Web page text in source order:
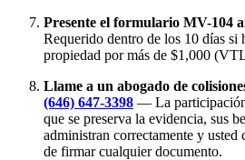
Presente el formulario MV-104
Requerido dentro de los 10 días si
propiedad por más de $1,000
Llame a un abogado de
(646) 647-3398 — La
que se preserva la evidencia, sus
administran correctamente y usted
de firmar cualquier documento.